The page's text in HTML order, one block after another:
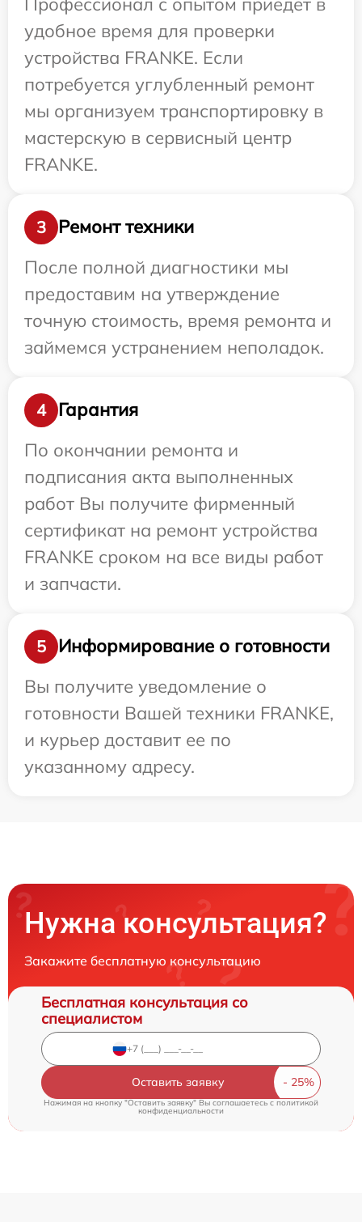
удобное время для проверки
устройства FRANKE. Если
потребуется углубленный ремонт
мы организуем транспортировку в
мастерскую в сервисный центр
FRANKE.
3
Ремонт техники
После полной диагностики мы
предоставим на утверждение
точную стоимость, время ремонта и
займемся устранением неполадок.
4
Гарантия
По окончании ремонта и
подписания акта выполненных
работ Вы получите фирменный
сертификат на ремонт устройства
FRANKE сроком на все виды работ
и запчасти.
5
Информирование о готовности
Вы получите уведомление о
готовности Вашей техники FRANKE,
и курьер доставит ее по
указанному адресу.
Нужна консультация?
Закажите бесплатную консультацию
Бесплатная консультация со
специалистом
Оставить заявку
Нажимая на кнопку "Оставить заявку" Вы соглашаетесь cполитикой
конфиденциальности